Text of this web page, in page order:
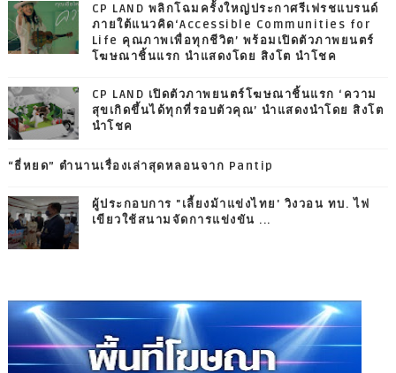
CP LAND พลิกโฉมครั้งใหญ่ประกาศรีเฟรชแบรนด์
ภายใต้แนวคิด‘Accessible Communities for
Life คุณภาพเพื่อทุกชีวิต’ พร้อมเปิดตัวภาพยนตร์
โฆษณาชิ้นแรก นำแสดงโดย สิงโต นำโชค
CP LAND เปิดตัวภาพยนตร์โฆษณาชิ้นแรก ‘ความ
สุขเกิดขึ้นได้ทุกที่รอบตัวคุณ’ นำแสดงนำโดย สิงโต
นำโชค
“ธี่หยด” ตำนานเรื่องเล่าสุดหลอนจาก Pantip
ผู้ประกอบการ "เลี้ยงม้าแข่งไทย' วิงวอน ทบ. ไฟ
เขียวใช้สนามจัดการแข่งขัน ...